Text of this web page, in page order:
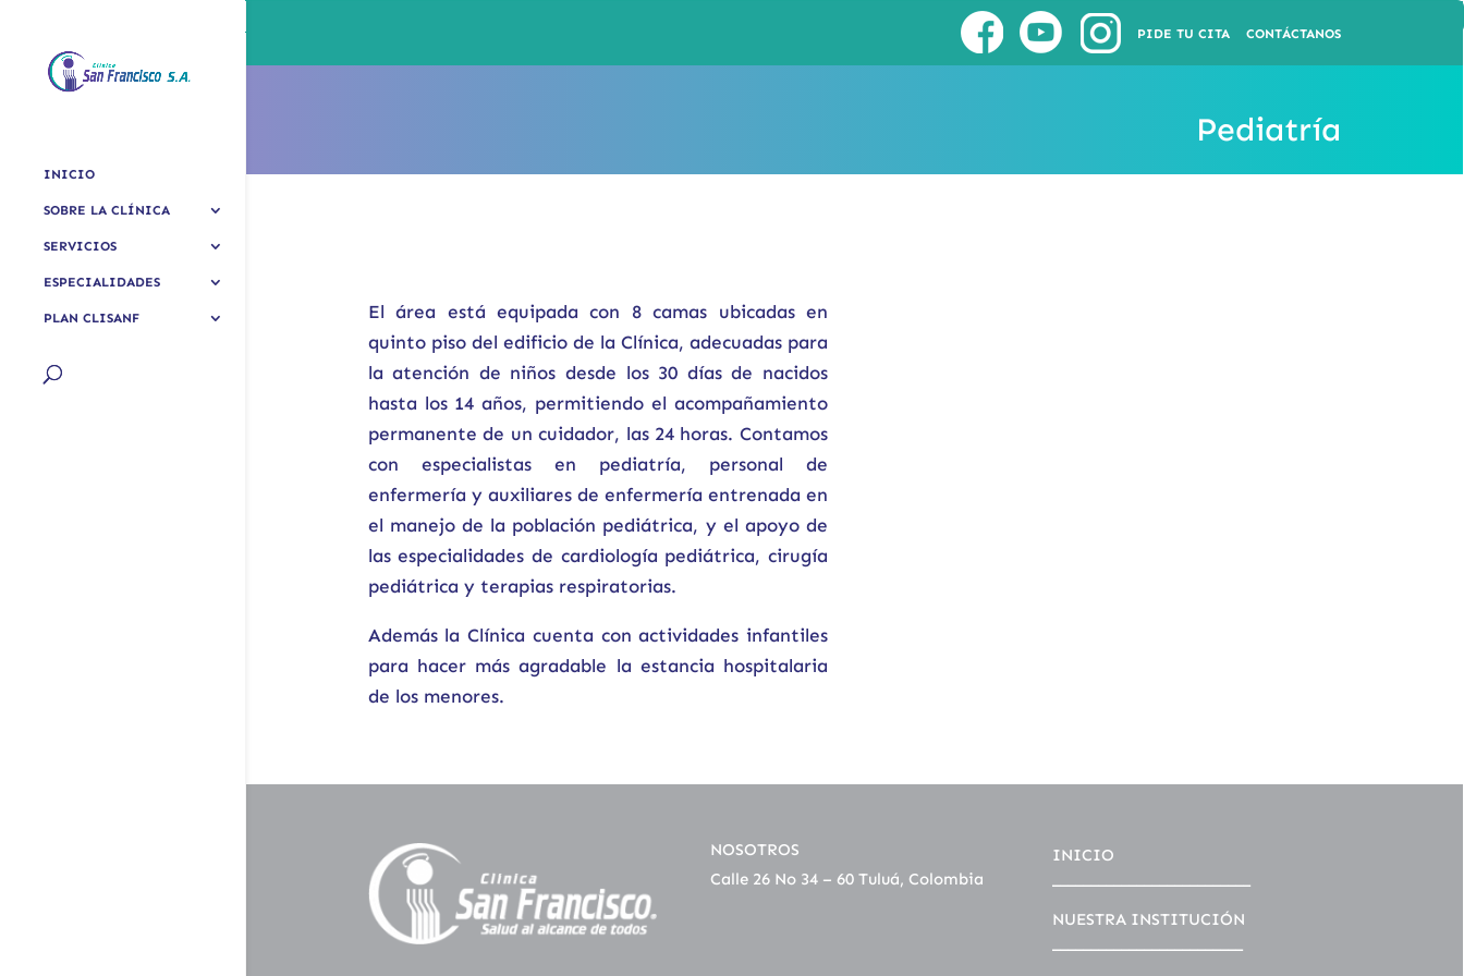
PIDE TU CITA CONTÁCTANOS
INICIO
SOBRE LA CLÍNICA
SERVICIOS
ESPECIALIDADES
PLAN CLISANF
Pediatría
El área está equipada con 8 camas ubicadas en
quinto piso del edificio de la Clínica, adecuadas para
la atención de niños desde los 30 días de nacidos
hasta los 14 años, permitiendo el acompañamiento
permanente de un cuidador, las 24 horas. Contamos
con especialistas en pediatría, personal de
enfermería y auxiliares de enfermería entrenada en
el manejo de la población pediátrica, y el apoyo de
las especialidades de cardiología pediátrica, cirugía
pediátrica y terapias respiratorias.
Además la Clínica cuenta con actividades infantiles
para hacer más agradable la estancia hospitalaria
de los menores.
NOSOTROS
Calle 26 No 34 – 60 Tuluá, Colombia
INICIO
NUESTRA INSTITUCIÓN